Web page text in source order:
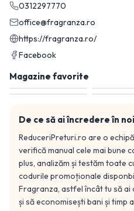
0312297770
office@fragranza.ro
https://fragranza.ro/
Facebook
Magazine favorite
De ce să ai încredere în noi
ReduceriPreturi.ro are o
verifică manual cele mai bune
plus, analizăm și testăm toate
codurile promoționale
Fragranza, astfel încât tu să
și să economisești bani și timp